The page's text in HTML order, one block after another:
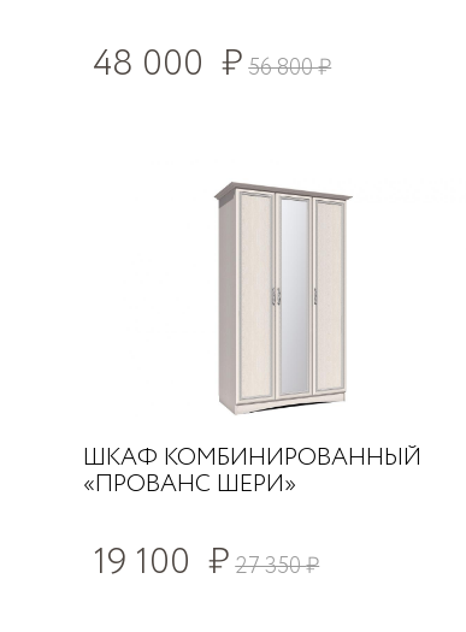
48 000 ₽56 800₽
ШКАФ КОМБИНИРОВАННЫЙ
«ПРОВАНС ШЕРИ»
19 100 ₽27 350₽